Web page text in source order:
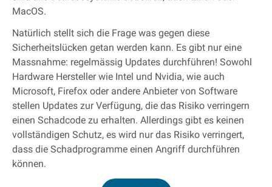
MacOS.
Natürlich stellt sich die Frage was gegen diese
Sicherheitslücken getan werden kann. Es gibt nur eine
Massnahme: regelmässig Updates durchführen! Sowohl
Hardware Hersteller wie Intel und Nvidia, wie auch
Microsoft, Firefox oder andere Anbieter von Software
stellen Updates zur Verfügung, die das Risiko verringern
einen Schadcode zu erhalten. Allerdings gibt es keinen
vollständigen Schutz, es wird nur das Risiko verringert,
dass die Schadprogramme einen Angriff durchführen
können.